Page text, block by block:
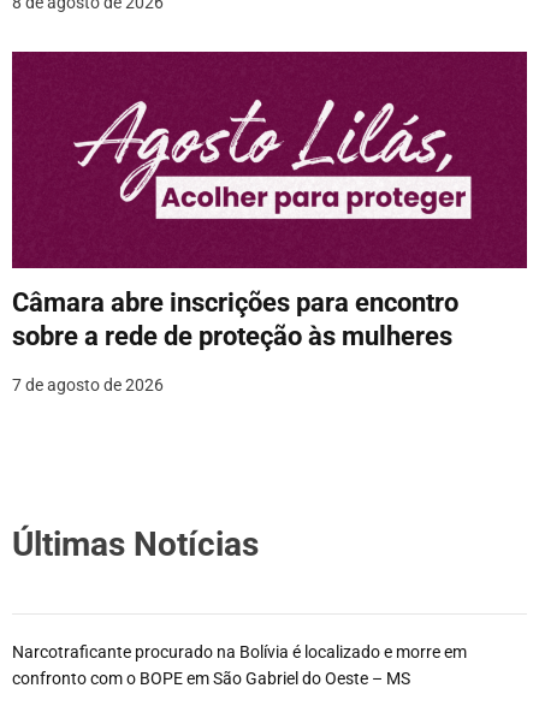
Câmara abre inscrições para encontro
sobre a rede de proteção às mulheres
7 de agosto de 2026
Últimas Notícias
Narcotraficante procurado na Bolívia é localizado e morre em
confronto com o BOPE em São Gabriel do Oeste – MS